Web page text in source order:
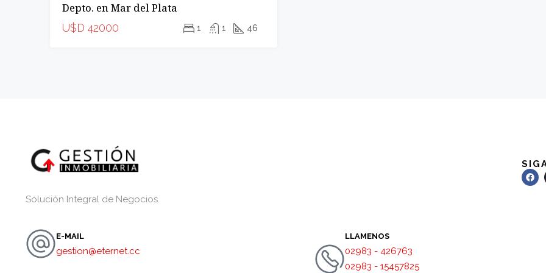
INCREIBLE
Depto. en Mar del Plata
U$D 42000 1 1 46
Solución Integral de Negocios
E-MAIL
gestion@eternet.cc
LLAMENOS
02983 - 426763
02983 - 15457825